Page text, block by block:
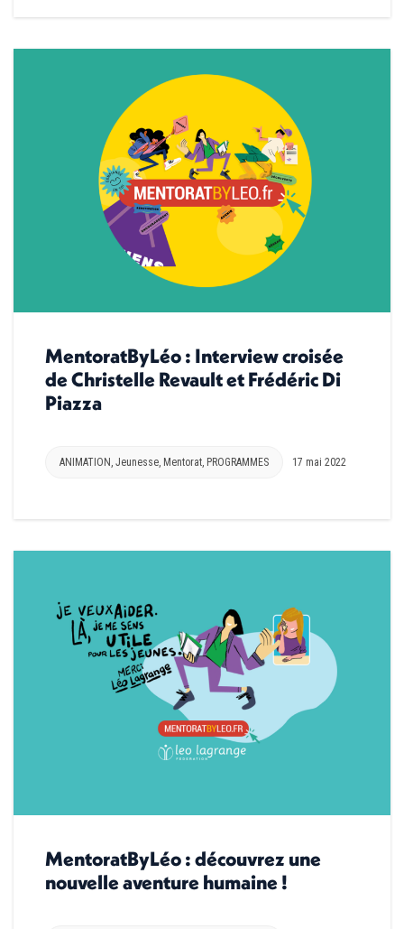
MentoratByLéo : Interview croisée
de Christelle Revault et Frédéric Di
Piazza
ANIMATION , Jeunesse, Mentorat, PROGRAMMES 17 mai 2022
MentoratByLéo : découvrez une
nouvelle aventure humaine !